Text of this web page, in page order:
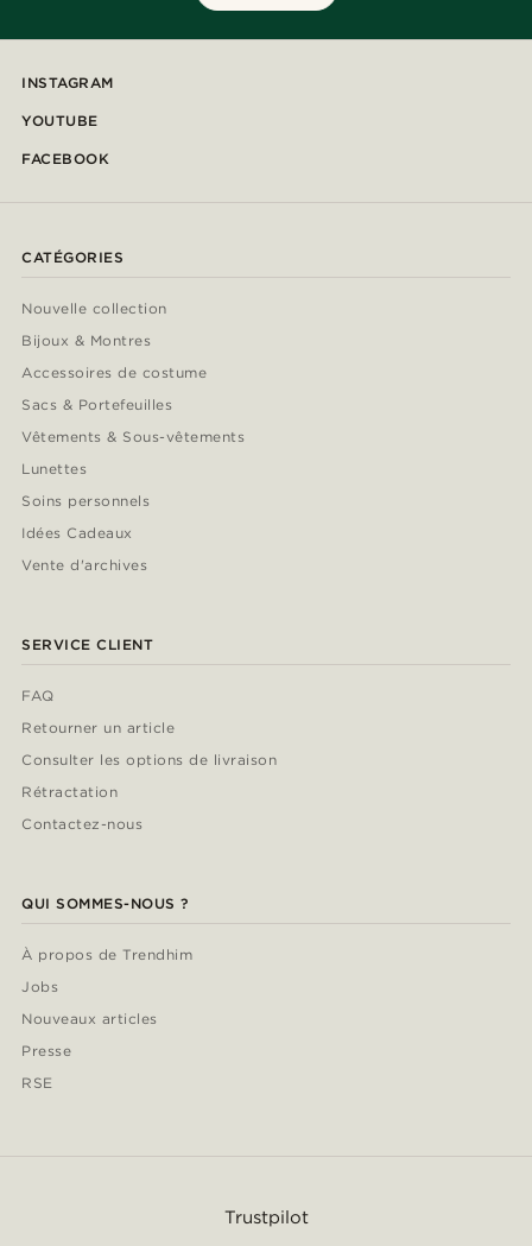
INSTAGRAM
YOUTUBE
FACEBOOK
CATÉGORIES
Nouvelle collection
Bijoux & Montres
Accessoires de costume
Sacs & Portefeuilles
Vêtements & Sous-vêtements
Lunettes
Soins personnels
Idées Cadeaux
Vente d'archives
SERVICE CLIENT
FAQ
Retourner un article
Consulter les options de livraison
Rétractation
Contactez-nous
QUI SOMMES-NOUS ?
À propos de Trendhim
Jobs
Nouveaux articles
Presse
RSE
Trustpilot